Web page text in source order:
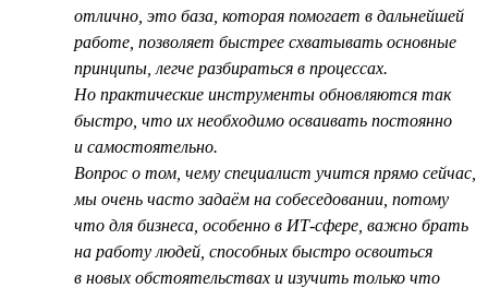
отлично, это база, которая помогает в дальнейшей
работе, позволяет быстрее схватывать основные
принципы, легче разбираться в процессах.
Но практические инструменты обновляются так
быстро, что их необходимо осваивать постоянно
и самостоятельно.
Вопрос о том, чему специалист учится прямо сейчас,
мы очень часто задаём на собеседовании, потому
что для бизнеса, особенно в ИТ-сфере, важно брать
на работу людей, способных быстро освоиться
в новых обстоятельствах и изучить только что